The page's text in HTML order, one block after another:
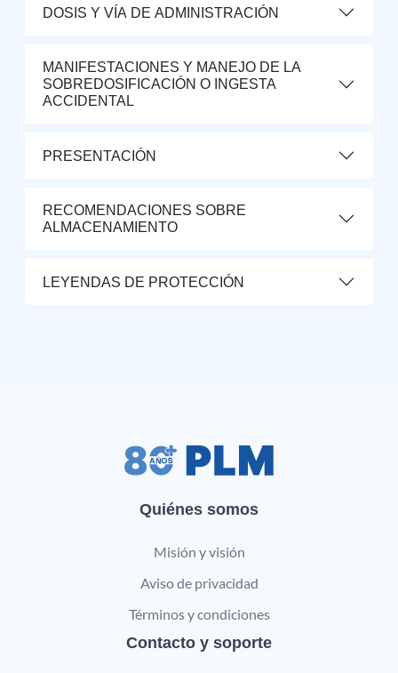
DOSIS Y VÍA DE ADMINISTRACIÓN
MANIFESTACIONES Y MANEJO DE LA
SOBREDOSIFICACIÓN O INGESTA
ACCIDENTAL
PRESENTACIÓN
RECOMENDACIONES SOBRE
ALMACENAMIENTO
LEYENDAS DE PROTECCIÓN
Quiénes somos
Misión y visión
Aviso de privacidad
Términos y condiciones
Contacto y soporte